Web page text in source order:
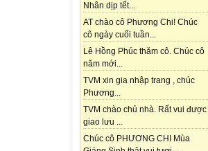
Nhân dịp tết...
AT chào cô Phương Chi! Chúc
cô ngày cuối tuần...
Lê Hồng Phúc thăm cô. Chúc cô
năm mới...
TVM xin gia nhập trang , chúc
Phương...
TVM chào chủ nhà. Rất vui được
giao lưu ...
Chúc cô PHƯƠNG CHI Mùa